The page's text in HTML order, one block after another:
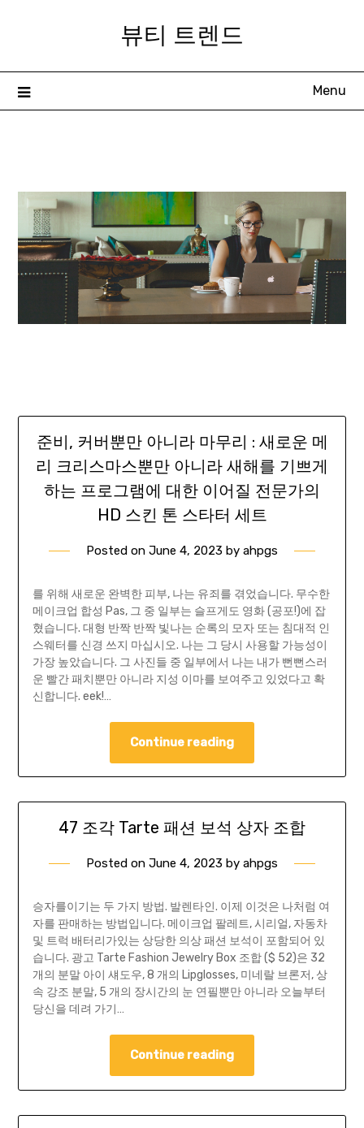
뷰티 트렌드
Menu
준비, 커버뿐만 아니라 마무리 : 새로운 메
리 크리스마스뿐만 아니라 새해를 기쁘게
하는 프로그램에 대한 이어질 전문가의
HD 스킨 톤 스타터 세트
Posted on June 4, 2023 by ahpgs
를 위해 새로운 완벽한 피부, 나는 유죄를 겪었습니다. 무수한
메이크업 합성 Pas, 그 중 일부는 슬프게도 영화 (공포!)에 잡
혔습니다. 대형 반짝 반짝 빛나는 순록의 모자 또는 침대적 인
스웨터를 신경 쓰지 마십시오. 나는 그 당시 사용할 가능성이
가장 높았습니다. 그 사진들 중 일부에서 나는 내가 뻔뻔스러
운 빨간 패치뿐만 아니라 지성 이마를 보여주고 있었다고 확
신합니다. eek!…
Continue reading
47 조각 Tarte 패션 보석 상자 조합
Posted on June 4, 2023 by ahpgs
승자를이기는 두 가지 방법. 발렌타인. 이제 이것은 나처럼 여
자를 판매하는 방법입니다. 메이크업 팔레트, 시리얼, 자동차
및 트럭 배터리가있는 상당한 의상 패션 보석이 포함되어 있
습니다. 광고 Tarte Fashion Jewelry Box 조합 ($ 52)은 32
개의 분말 아이 섀도우, 8 개의 Lipglosses, 미네랄 브론저, 상
속 강조 분말, 5 개의 장시간의 눈 연필뿐만 아니라 오늘부터
당신을 데려 가기…
Continue reading